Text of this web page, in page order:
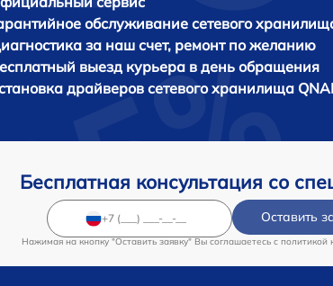
обслуживание сетевого
за наш счет, ремонт по желанию
выезд курьера в день обращения
драйверов сетевого хранилища
Бесплатная консультация со
Оставить
Нажимая на кнопку "Оставить заявку" Вы соглашаетесь c политикой